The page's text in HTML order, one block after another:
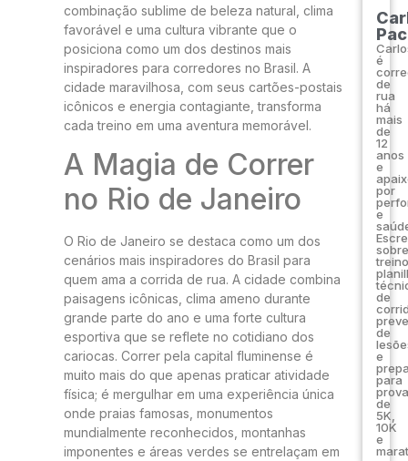
combinação sublime de beleza natural, clima
favorável e uma cultura vibrante que o
posiciona como um dos destinos mais
inspiradores para corredores no Brasil. A
cidade maravilhosa, com seus cartões-postais
icônicos e energia contagiante, transforma
cada treino em uma aventura memorável.
A Magia de Correr
no Rio de Janeiro
O Rio de Janeiro se destaca como um dos
cenários mais inspiradores do Brasil para
quem ama a corrida de rua. A cidade combina
paisagens icônicas, clima ameno durante
grande parte do ano e uma forte cultura
esportiva que se reflete no cotidiano dos
cariocas. Correr pela capital fluminense é
muito mais do que apenas praticar atividade
física; é mergulhar em uma experiência única
onde praias famosas, monumentos
mundialmente reconhecidos, montanhas
imponentes e áreas verdes se entrelaçam em
é
de
rua
há
mais
de
12
anos
e
por
e
sobre
de
de
e
para
de
5K,
10K
e